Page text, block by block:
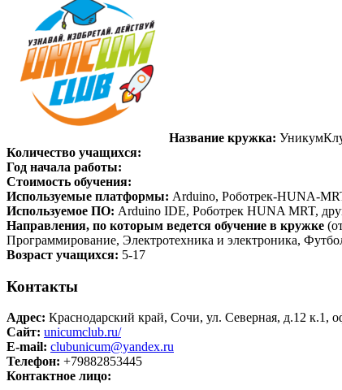
Название кружка:
Количество учащихся:
Год начала работы:
Стоимость обучения:
Используемые платформы: Arduino, Роботрек-HUNA-
Используемое ПО: Arduino IDE, Роботрек HUNA MRT,
Направления, по которым ведется обучение в кружке
Программирование, Электротехника и электроника,
Возраст учащихся: 5-17
Контакты
Адрес: Краснодарский край, Сочи, ул. Северная, д.12 к.1,
Сайт: unicumclub.ru/
E-mail: clubunicum@yandex.ru
Телефон: +79882853445
Контактное лицо: